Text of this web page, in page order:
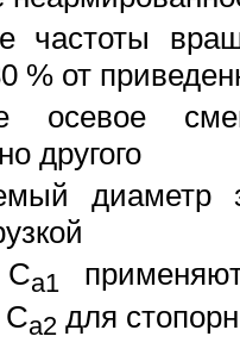
частоты
% от
осевое
другого
диаметр
a1
a2 для